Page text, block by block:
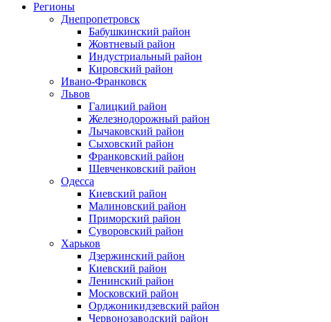
Регионы
Днепропетровск
Бабушкинский район
Жовтневый район
Индустриальный район
Кировский район
Ивано-Франковск
Львов
Галицкий район
Железнодорожный район
Лычаковский район
Сыховский район
Франковский район
Шевченковский район
Одесса
Киевский район
Малиновский район
Приморский район
Суворовский район
Харьков
Дзержинский район
Киевский район
Ленинский район
Московский район
Орджоникидзевский район
Червонозаводский район